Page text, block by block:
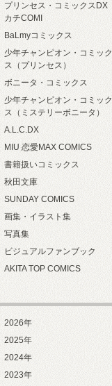
プリンセス・コミックスDX
カチCOMI
BaLmyコミックス
少年チャンピオン・コミック
ス（プリンセス）
ボニータ・コミックス
少年チャンピオン・コミック
ス（ミステリーボニータ）
A.L.C.DX
MIU 恋愛MAX COMICS
書籍扱いコミックス
秋田文庫
SUNDAY COMICS
画集・イラスト集
写真集
ビジュアルファンブック
AKITA TOP COMICS
2026年
2025年
2024年
2023年